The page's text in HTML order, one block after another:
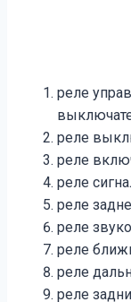
реле
реле
реле
реле
реле
реле
реле
реле
реле